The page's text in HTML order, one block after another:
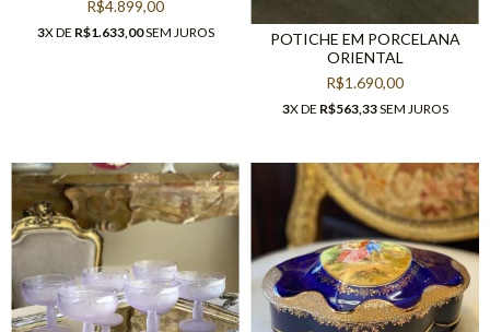
R$4.899,00
3X DE R$1.633,00SEM JUROS
POTICHE EM PORCELANA
ORIENTAL
R$1.690,00
3X DE R$563,33SEM JUROS